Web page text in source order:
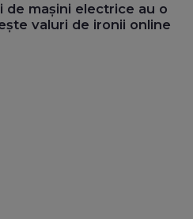
de mașini electrice au o
valuri de ironii online